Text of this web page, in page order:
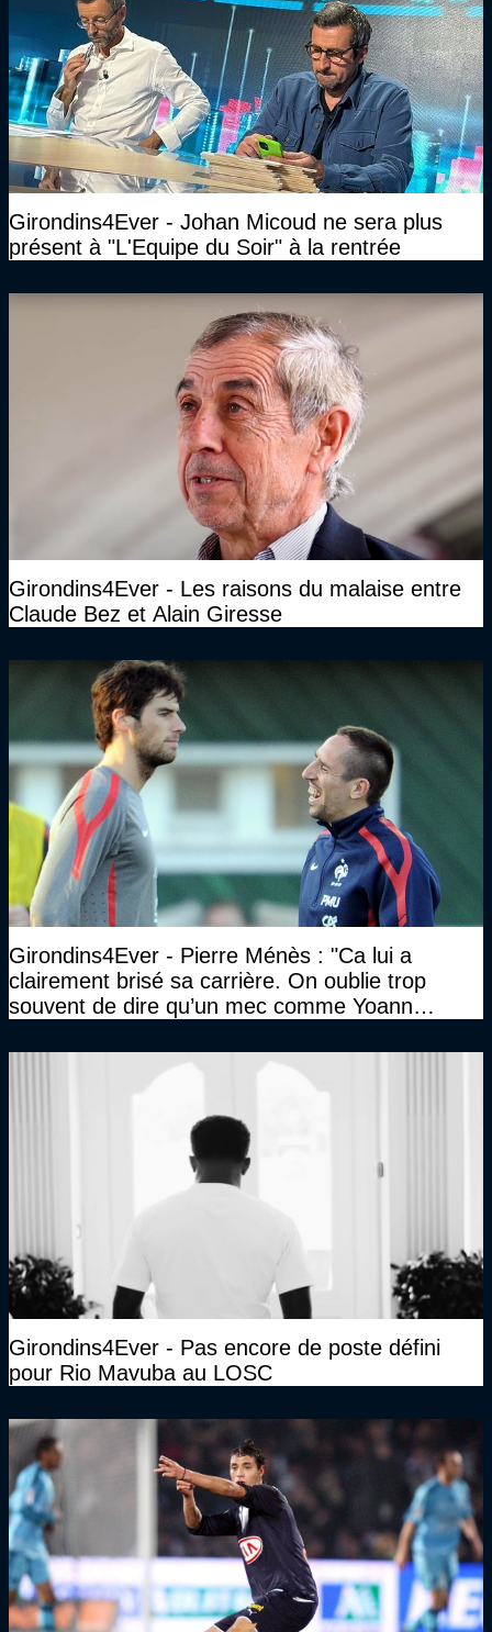
Girondins4Ever - Johan Micoud ne sera plus
présent à "L'Equipe du Soir" à la rentrée
Girondins4Ever - Les raisons du malaise entre
Claude Bez et Alain Giresse
Girondins4Ever - Pierre Ménès : "Ca lui a
clairement brisé sa carrière. On oublie trop
souvent de dire qu’un mec comme Yoann
Girondins4Ever - Pas encore de poste défini
pour Rio Mavuba au LOSC